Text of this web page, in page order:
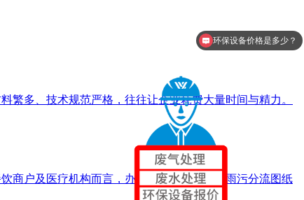
多、技术规范严格，往往让企业耗费大量时间与精力。
商户及医疗机构而言，办理排水许可证涉及雨污分流图纸
能提供废气净化方案吗？